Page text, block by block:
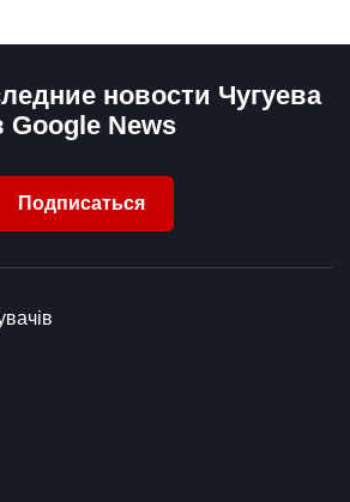
новости Чугуева
Google News
Подписаться